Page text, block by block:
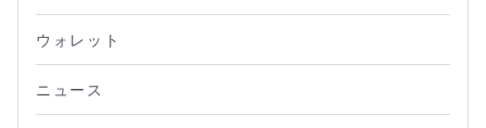
ウォレット
ニュース